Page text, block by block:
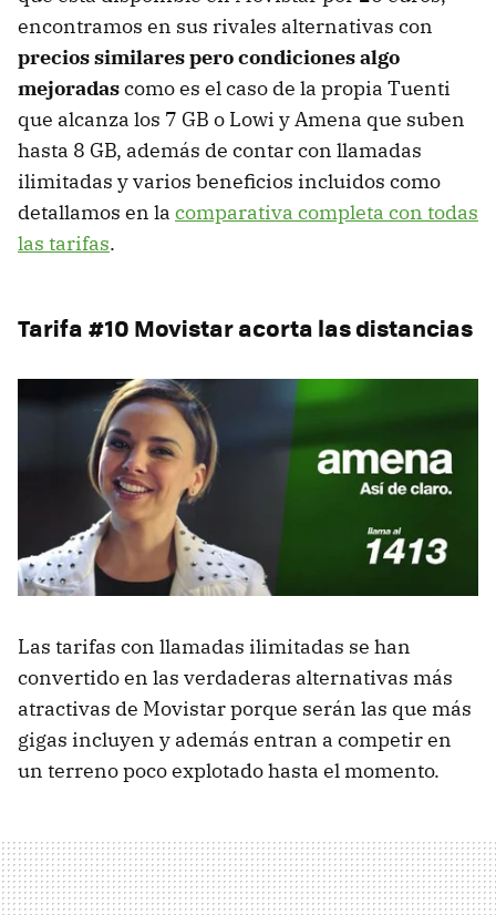
encontramos en sus rivales alternativas con
precios similares pero condiciones algo
mejoradascomo es el caso de la propia Tuenti
que alcanza los 7 GB o Lowi y Amena que suben
hasta 8 GB, además de contar con llamadas
ilimitadas y varios beneficios incluidos como
detallamos en la comparativa completa con todas
las tarifas.
Tarifa #10 Movistar acorta las distancias
Las tarifas con llamadas ilimitadas se han
convertido en las verdaderas alternativas más
atractivas de Movistar porque serán las que más
gigas incluyen y además entran a competir en
un terreno poco explotado hasta el momento.